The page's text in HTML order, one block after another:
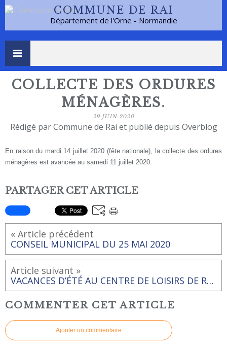
COMMUNE DE RAI
Département de l'Orne - Normandie
COLLECTE DES ORDURES
MÉNAGÈRES.
29 JUIN 2020
Rédigé par Commune de Rai et publié depuis Overblog
En raison du mardi 14 juillet 2020 (fête nationale), la collecte des ordures
ménagères est avancée au samedi 11 juillet 2020.
PARTAGER CET ARTICLE
« Article précédent
CONSEIL MUNICIPAL DU 25 MAI 2020
Article suivant »
VACANCES D’ÉTÉ AU CENTRE DE LOISIRS DE RAI « BULLE D’AIR »
COMMENTER CET ARTICLE
Ajouter un commentaire